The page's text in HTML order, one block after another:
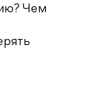
Чем